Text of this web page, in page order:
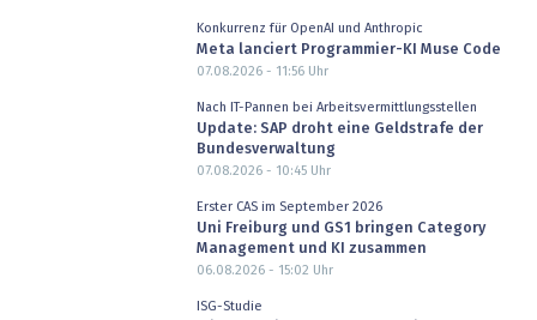
Konkurrenz für OpenAI und Anthropic
Meta lanciert Programmier-KI Muse Code
07.08.2026 - 11:56Uhr
Nach IT-Pannen bei Arbeitsvermittlungsstellen
Update: SAP droht eine Geldstrafe der
Bundesverwaltung
07.08.2026 - 10:45Uhr
Erster CAS im September 2026
Uni Freiburg und GS1 bringen Category
Management und KI zusammen
06.08.2026 - 15:02 Uhr
ISG-Studie